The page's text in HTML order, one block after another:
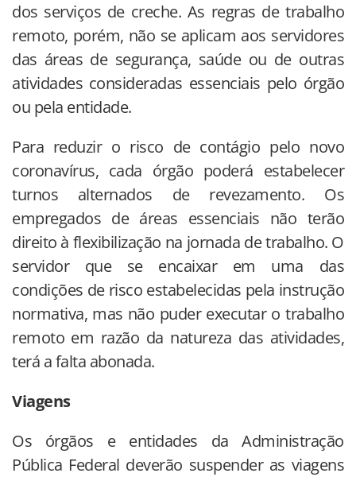
dos serviços de creche. As regras de trabalho
remoto, porém, não se aplicam aos servidores
das áreas de segurança, saúde ou de outras
atividades consideradas essenciais pelo órgão
ou pela entidade.
Para reduzir o risco de contágio pelo novo
coronavírus, cada órgão poderá estabelecer
turnos alternados de revezamento. Os
empregados de áreas essenciais não terão
direito à flexibilização na jornada de trabalho. O
servidor que se encaixar em uma das
condições de risco estabelecidas pela instrução
normativa, mas não puder executar o trabalho
remoto em razão da natureza das atividades,
terá a falta abonada.
Viagens
Os órgãos e entidades da Administração
Pública Federal deverão suspender as viagens